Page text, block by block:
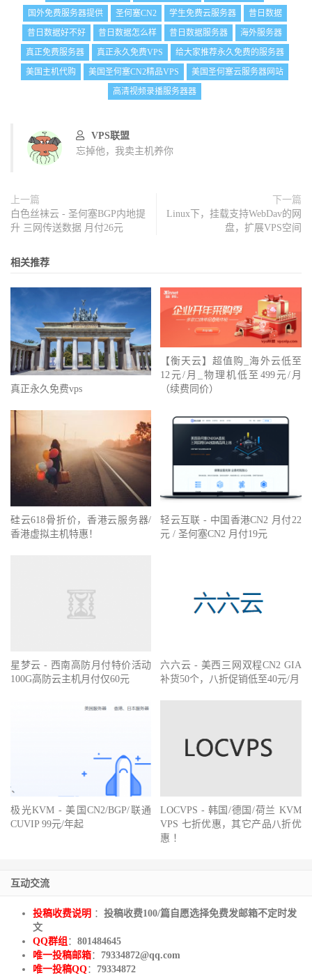
国外免费服务器提供
圣何塞CN2 学生免费云服务器
昔日数据
昔日数据好不好
昔日数据怎么样 昔日数据服务器
海外服务器
真正免费服务器
真正永久免费VPS
给大家推荐永久免费的服务器
美国主机代购
美国圣何塞CN2精品VPS
美国圣何塞云服务器网站
高清视频录播服务器器
VPS联盟
忘掉他，我卖主机养你
上一篇
白色丝袜云 - 圣何塞BGP内地提
升 三网传送数据 月付26元
下一篇
Linux下，挂载支持WebDav的网
盘，扩展VPS空间
相关推荐
真正永久免费vps
【衡天云】超值购_海外云低至
12元/月_物理机低至499元/月
（续费同价）
硅云618骨折价，香港云服务器/
香港虚拟主机特惠！
轻云互联 - 中国香港CN2 月付22
元 / 圣何塞CN2 月付19元
六六云 - 美西三网双程CN2 GIA
补货50个，八折促销低至40元/月
极光KVM - 美国CN2/BGP/联通
CUVIP 99元/年起
LOCVPS - 韩国/德国/荷兰 KVM
VPS 七折优惠，其它产品八折优
惠 ！
互动交流
投稿收费说明 ： 投稿收费100/篇自愿选择免费发邮箱不定时发
文
QQ群组 ： 801484645
唯一投稿邮箱： 79334872@qq.com
唯一投稿QQ： 79334872